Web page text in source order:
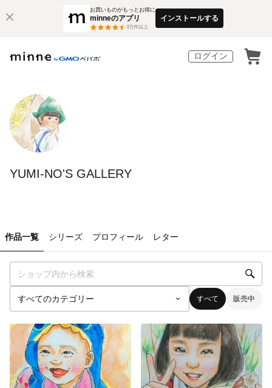
お買いものがもっとお得に
minneのアプリ
3万件以上
インストールする
ログイン
YUMI-NO'S GALLERY
作品一覧 シリーズ プロフィール レター
すべて 販売中